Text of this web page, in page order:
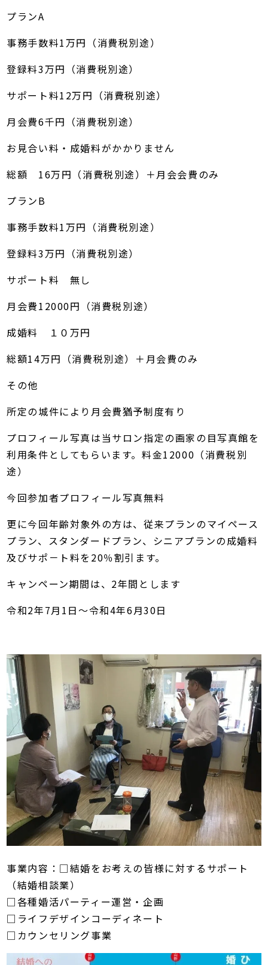
プランA
事務手数料1万円（消費税別途）
登録料3万円（消費税別途）
サポート料12万円（消費税別途）
月会費6千円（消費税別途）
お見合い料・成婚料がかかりません
総額 16万円（消費税別途）＋月会会費のみ
プランB
事務手数料1万円（消費税別途）
登録料3万円（消費税別途）
サポート料 無し
月会費12000円（消費税別途）
成婚料 １０万円
総額14万円（消費税別途）＋月会費のみ
その他
所定の城件により月会費猶予制度有り
プロフィール写真は当サロン指定の画家の目写真館を
利用条件としてもらいます。料金12000（消費税別
途）
今回参加者プロフィール写真無料
更に今回年齢対象外の方は、従来プランのマイペース
プラン、スタンダードプラン、シニアプランの成婚料
及びサポ－ト料を20％割引ます。
キャンペーン期間は、2年間とします
令和2年7月1日～令和4年6月30日
事業内容：□結婚をお考えの皆様に対するサポート
（結婚相談業）
□各種婚活パーティー運営・企画
□ライフデザインコーディネート
□カウンセリング事業